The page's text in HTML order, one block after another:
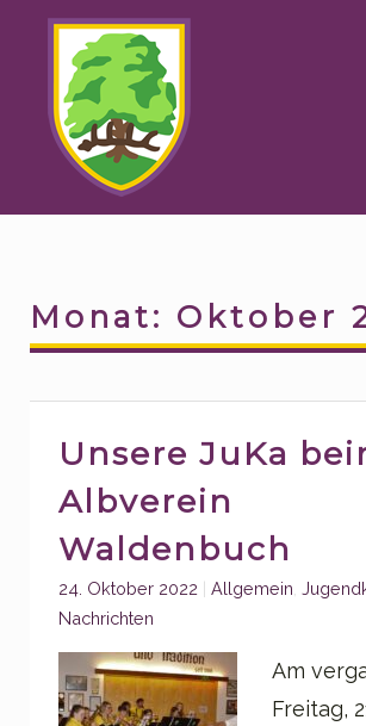
Skip
navigation
Skip
content
Monat: Oktober
Unsere JuKa
Albverein
Waldenbuch
24. Oktober 2022 Categories:
Allgemein
Nachrichten
Am
Freitag,